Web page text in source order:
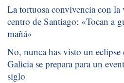
La tortuosa convivencia con
centro de Santiago: «Tocan a
mañá»
No, nunca has visto un
Galicia se prepara para un
siglo